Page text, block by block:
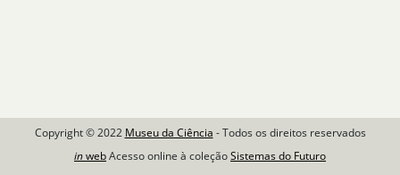
Copyright © 2022 Museu da Ciência - Todos os direitos reservados
inwebAcesso online à coleçãoSistemas do Futuro